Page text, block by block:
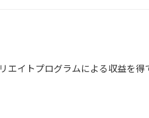
エイトプログラムによる収益を得